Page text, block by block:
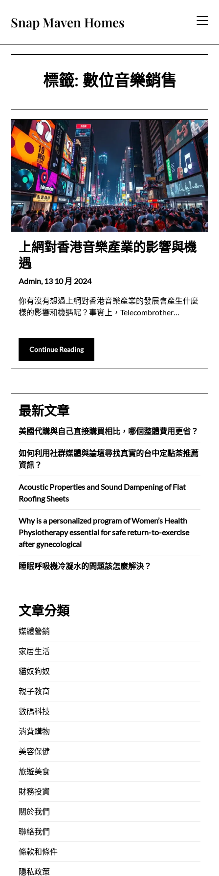
content
Snap Maven Homes
標籤: 數位音樂銷售
上網對香港音樂產業的影響與機
遇
Admin,13 10 月 2024
你有沒有想過上網對香港音樂產業的發展會產生什麼
樣的影響和機遇呢？事實上，Telecombrother…
Continue Reading
最新文章
美國代購與自己直接購買相比，哪個整體費用更省？
如何利用社群媒體與論壇尋找真實的台中定點茶推薦
資訊？
Acoustic Properties and Sound Dampening of Flat
Roofing Sheets
Why is a personalized program of Women’s Health
Physiotherapy essential for safe return-to-exercise
after gynecological
睡眠呼吸機冷凝水的問題該怎麼解決？
文章分類
媒體營銷
家居生活
貓奴狗奴
親子教育
數碼科技
消費購物
美容保健
旅遊美食
財務投資
關於我們
聯絡我們
條款和條件
隱私政策